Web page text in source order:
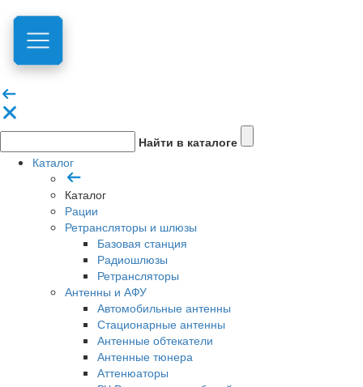
Найти в каталоге
Каталог
Каталог
Рации
Ретрансляторы и шлюзы
Базовая станция
Радиошлюзы
Ретрансляторы
Антенны и АФУ
Автомобильные антенны
Стационарные антенны
Антенные обтекатели
Антенные тюнера
Аттенюаторы